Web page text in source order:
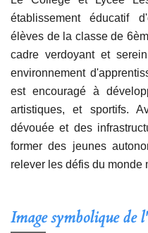
établissement éducatif
élèves de la classe de
cadre verdoyant et
environnement
est encouragé à
artistiques, et sportifs.
dévouée et des
former des jeunes
relever les défis du monde
Image symbolique de